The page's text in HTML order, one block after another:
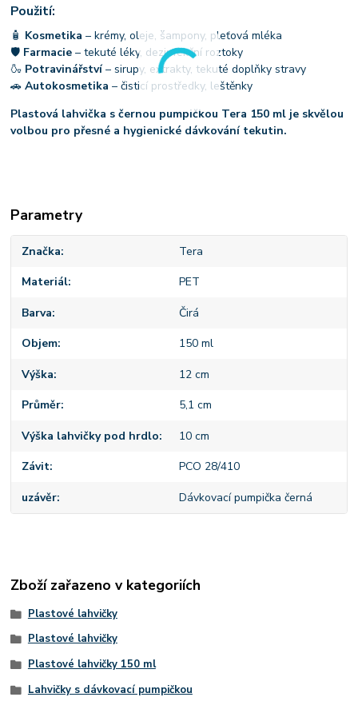
Použití:
🧴 Kosmetika – krémy, oleje, šampony, pleťová mléka
🛡 Farmacie – tekuté léky, dezinfekční roztoky
🍶 Potravinářství– sirupy, extrakty, tekuté doplňky stravy
🚗Autokosmetika – čisticí prostředky, leštěnky
Plastová lahvička s černou pumpičkou Tera 150 ml je skvělou
volbou pro přesné a hygienické dávkování tekutin.
Parametry
Značka Tera
Materiál PET
Barva Čirá
Objem 150 ml
Výška 12 cm
Průměr 5,1 cm
Výška lahvičky pod hrdlo 10 cm
Závit PCO 28/410
uzávěr Dávkovací pumpička černá
Zboží zařazeno v kategoriích
Plastové lahvičky
Plastové lahvičky
Plastové lahvičky 150 ml
Lahvičky s dávkovací pumpičkou